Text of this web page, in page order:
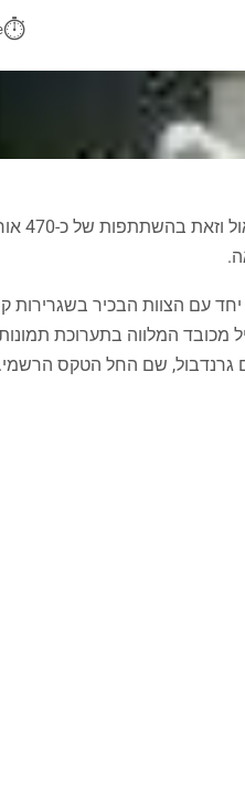
⏱︎
אירוע יום
עם הצוות הבכיר בשגרירות
מכובד המלווה בתערוכת
גרנדבול, שם החל הטקס הרשמי.